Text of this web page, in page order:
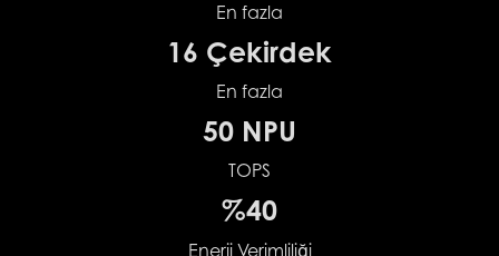
En fazla
16 Çekirdek
En fazla
50 NPU
TOPS
%40
Enerji Verimliliği